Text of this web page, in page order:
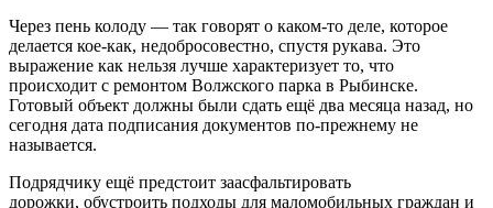
Через пень колоду — так говорят о каком-то деле, которое
делается кое-как, недобросовестно, спустя рукава. Это
выражение как нельзя лучше характеризует то, что
происходит с ремонтом Волжского парка в Рыбинске.
Готовый объект должны были сдать ещё два месяца назад, но
сегодня дата подписания документов по-прежнему не
называется.
Подрядчику ещё предстоит заасфальтировать
дорожки, обустроить подходы для маломобильных граждан и